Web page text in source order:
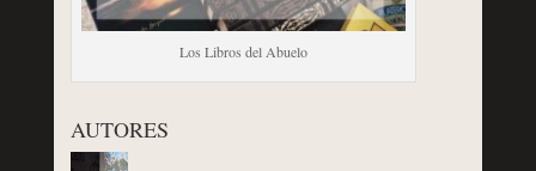
Los Libros del Abuelo
AUTORES